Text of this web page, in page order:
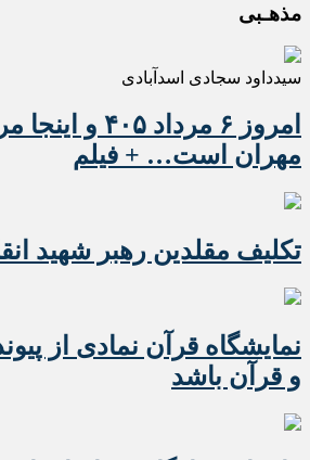
مذهـبی
سیدداود سجادی اسدآبادی
امروز ۶ مرداد
مهران است… + فیلم
تکلیف مقلدین رهبر شهید
نمایشگاه قرآن نمادی از
و قرآن باشد